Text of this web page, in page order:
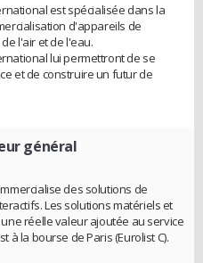
est spécialisée dans la
d'appareils de
l'air et de l'eau.
lui permettront de se
et de construire un futur de
général
des solutions de
Les solutions matériels et
réelle valeur ajoutée au service
à la bourse de Paris (Eurolist C).